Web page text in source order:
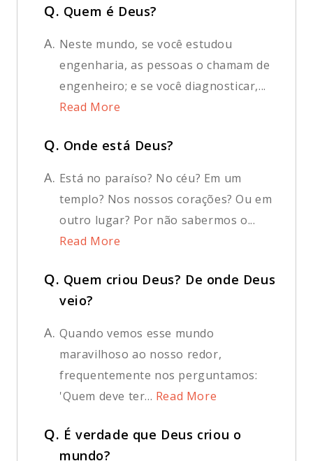
Q. Quem é Deus?
A. Neste mundo, se você estudou
engenharia, as pessoas o chamam de
engenheiro; e se você diagnosticar,...
Read More
Q. Onde está Deus?
A. Está no paraíso? No céu? Em um
templo? Nos nossos corações? Ou em
outro lugar? Por não sabermos o...
Read More
Q. Quem criou Deus? De onde Deus
veio?
A. Quando vemos esse mundo
maravilhoso ao nosso redor,
frequentemente nos perguntamos:
'Quem deve ter... Read More
Q. É verdade que Deus criou o
mundo?